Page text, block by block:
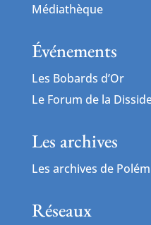
Médiathèque
Événements
Les Bobards d’Or
Le Forum de la
Les archives
Les archives de
Réseaux